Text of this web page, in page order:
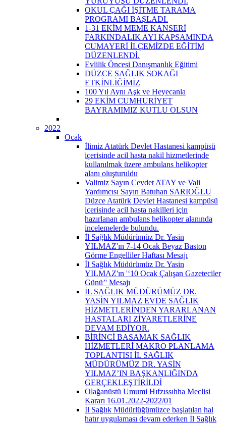
OKUL ÇAĞI İŞİTME TARAMA
PROGRAMI BAŞLADI.
1-31 EKİM MEME KANSERİ
FARKINDALIK AYI KAPSAMINDA
CUMAYERİ İLÇEMİZDE EĞİTİM
DÜZENLENDİ.
Evlilik Öncesi Danışmanlık Eğitimi
DÜZCE SAĞLIK SOKAĞI
ETKİNLİĞİMİZ
100 Yıl Aynı Aşk ve Heyecanla
29 EKİM CUMHURİYET
BAYRAMIMIZ KUTLU OLSUN
2022
Ocak
İlimiz Atatürk Devlet Hastanesi kampüsü
içerisinde acil hasta nakil hizmetlerinde
kullanılmak üzere ambulans helikopter
alanı oluşturuldu
Valimiz Sayın Cevdet ATAY ve Vali
Yardımcısı Sayın Batuhan SARIOĞLU
Düzce Atatürk Devlet Hastanesi kampüsü
içerisinde acil hasta nakilleri için
hazırlanan ambulans helikopter alanında
incelemelerde bulundu.
İl Sağlık Müdürümüz Dr. Yasin
YILMAZ'ın 7-14 Ocak Beyaz Baston
Görme Engelliler Haftası Mesajı
İl Sağlık Müdürümüz Dr. Yasin
YILMAZ'ın '‘10 Ocak Çalışan Gazeteciler
Günü’' Mesajı
İL SAĞLIK MÜDÜRÜMÜZ DR.
YASİN YILMAZ EVDE SAĞLIK
HİZMETLERİNDEN YARARLANAN
HASTALARI ZİYARETLERİNE
DEVAM EDİYOR.
BİRİNCİ BASAMAK SAĞLIK
HİZMETLERİ MAKRO PLANLAMA
TOPLANTISI İL SAĞLIK
MÜDÜRÜMÜZ DR. YASİN
YILMAZ’IN BAŞKANLIĞINDA
GERÇEKLEŞTİRİLDİ
Olağanüstü Umumi Hıfzıssıhha Meclisi
Kararı 16.01.2022-2022/01
İl Sağlık Müdürlüğümüzce başlatılan hal
hatır uygulaması devam ederken İl Sağlık